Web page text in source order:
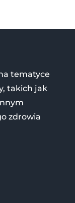
tematyce
takich jak
zdrowia